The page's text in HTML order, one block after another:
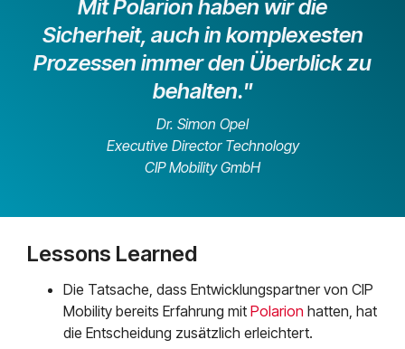
Mit Polarion haben wir die
Sicherheit, auch in komplexesten
Prozessen immer den Überblick zu
behalten."
Dr. Simon Opel
Executive Director Technology
CIP Mobility GmbH
Lessons Learned
Die Tatsache, dass Entwicklungspartner von CIP
Mobility bereits Erfahrung mit Polarion hatten, hat
die Entscheidung zusätzlich erleichtert.